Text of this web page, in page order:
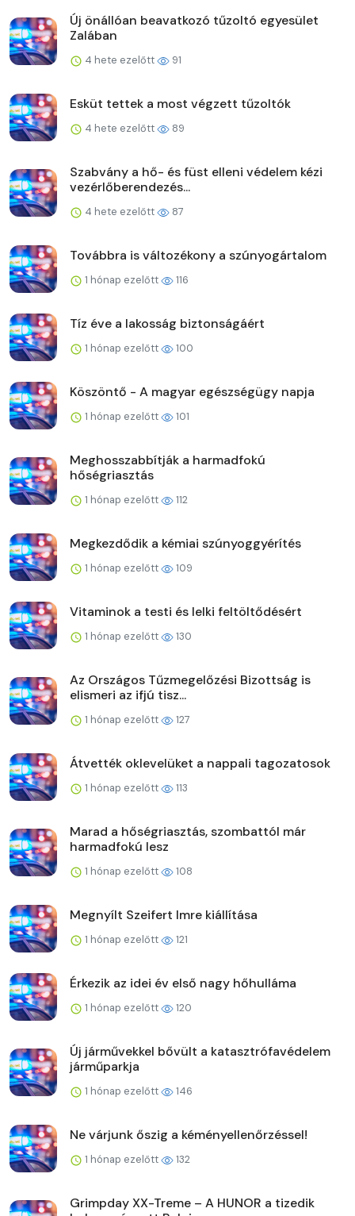
Új önállóan beavatkozó tűzoltó egyesület
Zalában
4 hete ezelőtt 91
Esküt tettek a most végzett tűzoltók
4 hete ezelőtt 89
Szabvány a hő- és füst elleni védelem kézi
vezérlőberendezés...
4 hete ezelőtt 87
Továbbra is változékony a szúnyogártalom
1 hónap ezelőtt 116
Tíz éve a lakosság biztonságáért
1 hónap ezelőtt 100
Köszöntő - A magyar egészségügy napja
1 hónap ezelőtt 101
Meghosszabbítják a harmadfokú
hőségriasztás
1 hónap ezelőtt 112
Megkezdődik a kémiai szúnyoggyérítés
1 hónap ezelőtt 109
Vitaminok a testi és lelki feltöltődésért
1 hónap ezelőtt 130
Az Országos Tűzmegelőzési Bizottság is
elismeri az ifjú tisz...
1 hónap ezelőtt 127
Átvették oklevelüket a nappali tagozatosok
1 hónap ezelőtt 113
Marad a hőségriasztás, szombattól már
harmadfokú lesz
1 hónap ezelőtt 108
Megnyílt Szeifert Imre kiállítása
1 hónap ezelőtt 121
Érkezik az idei év első nagy hőhulláma
1 hónap ezelőtt 120
Új járművekkel bővült a katasztrófavédelem
járműparkja
1 hónap ezelőtt 146
Ne várjunk őszig a kéményellenőrzéssel!
1 hónap ezelőtt 132
Grimpday XX-Treme – A HUNOR a tizedik